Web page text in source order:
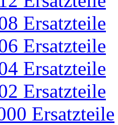
Ersatzteile
Ersatzteile
Ersatzteile
Ersatzteile
Ersatzteile